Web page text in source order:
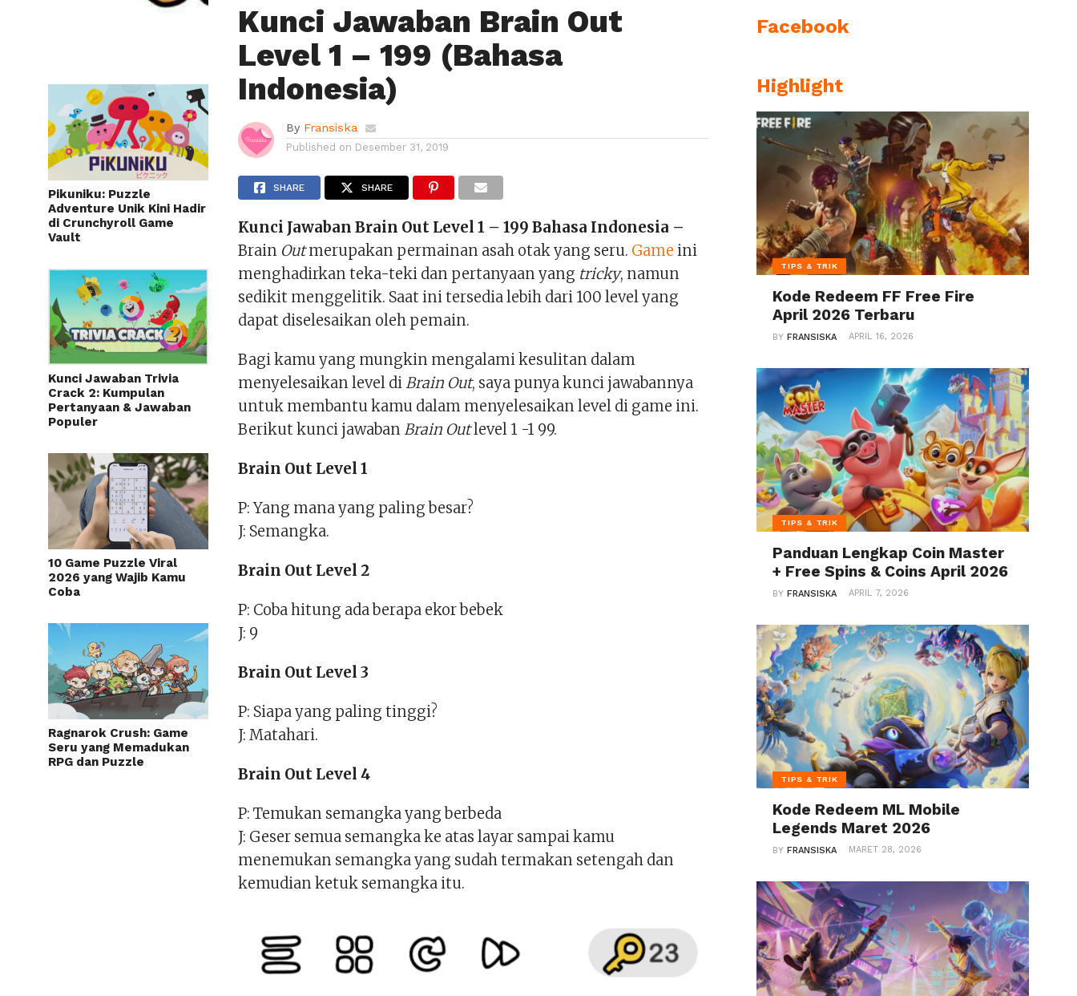
Pikuniku: Puzzle
Adventure Unik Kini Hadir
di Crunchyroll Game
Vault
Kunci Jawaban Trivia
Crack 2: Kumpulan
Pertanyaan & Jawaban
Populer
10 Game Puzzle Viral
2026 yang Wajib Kamu
Coba
Ragnarok Crush: Game
Seru yang Memadukan
RPG dan Puzzle
Kunci Jawaban Brain Out
Level 1 – 199 (Bahasa
Indonesia)
By Fransiska
Published on Desember 31, 2019
SHARE SHARE
Kunci Jawaban Brain Out Level 1 – 199 Bahasa Indonesia –
Brain Outmerupakan permainan asah otak yang seru. Game ini
menghadirkan teka-teki dan pertanyaan yang tricky, namun
sedikit menggelitik. Saat ini tersedia lebih dari 100 level yang
dapat diselesaikan oleh pemain.
Bagi kamu yang mungkin mengalami kesulitan dalam
menyelesaikan level diBrain Out, saya punya kunci jawabannya
untuk membantu kamu dalam menyelesaikan level di game ini.
Berikut kunci jawabanBrain Outlevel 1 -1 99.
Brain Out Level 1
P: Yang mana yang paling besar?
J: Semangka.
Brain Out Level 2
P: Coba hitung ada berapa ekor bebek
J: 9
Brain Out Level 3
P: Siapa yang paling tinggi?
J: Matahari.
Brain Out Level 4
P: Temukan semangka yang berbeda
J: Geser semua semangka ke atas layar sampai kamu
menemukan semangka yang sudah termakan setengah dan
kemudian ketuk semangka itu.
Facebook
Highlight
TIPS & TRIK
Kode Redeem FF Free Fire
April 2026 Terbaru
BYFRANSISKA APRIL 16, 2026
TIPS & TRIK
Panduan Lengkap Coin Master
+ Free Spins & Coins April 2026
BYFRANSISKA APRIL 7, 2026
TIPS & TRIK
Kode Redeem ML Mobile
Legends Maret 2026
BYFRANSISKA MARET 28, 2026